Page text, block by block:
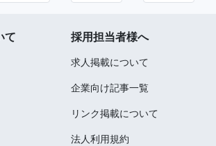
て 採用担当者様へ
求人掲載について
企業向け記事一覧
リンク掲載について
法人利用規約